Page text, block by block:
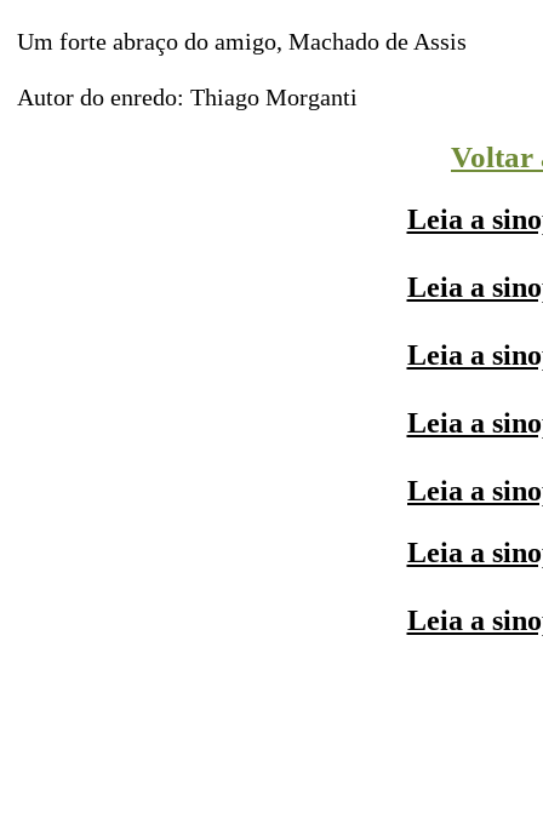
Um forte abraço do amigo, Machado de Assis
Autor do enredo: Thiago Morganti
Voltar
Leia a
Leia a
Leia a
Leia a
Leia a
Leia a
Leia a